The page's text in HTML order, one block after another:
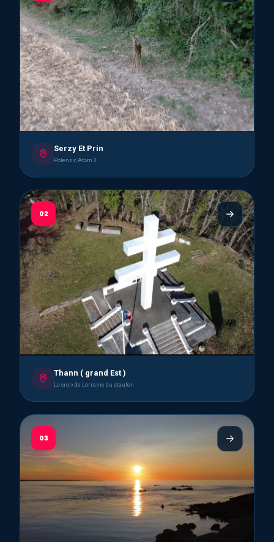
Serzy Et Prin
Potensic Atom 3
02
Thann ( grand Est )
La croix de Lorraine du staufen
03